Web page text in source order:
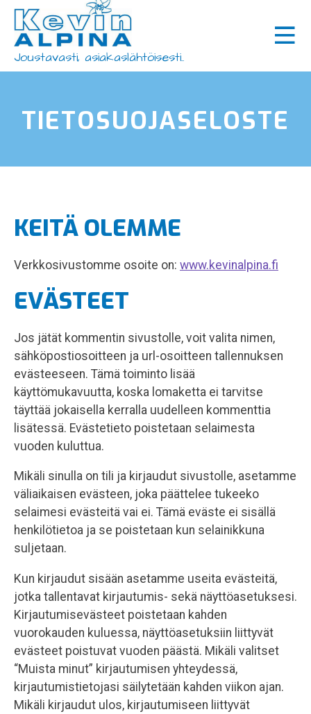
Siirry
sisältöön
Joustavasti, asiakaslähtöisesti..
×
Koneet ja laitteet
Tarvikkeet
Ajankohtaista
Yhteystiedot
03-3454 4500
kevinalpina@kevinalpina.fi
TIETOSUOJASELOSTE
KEITÄ OLEMME
Verkkosivustomme osoite on: www.kevinalpina.fi
EVÄSTEET
Jos jätät kommentin sivustolle, voit valita nimen,
sähköpostiosoitteen ja url-osoitteen tallennuksen
evästeeseen. Tämä toiminto lisää
käyttömukavuutta, koska lomaketta ei tarvitse
täyttää jokaisella kerralla uudelleen kommenttia
lisätessä. Evästetieto poistetaan selaimesta
vuoden kuluttua.
Mikäli sinulla on tili ja kirjaudut sivustolle, asetamme
väliaikaisen evästeen, joka päättelee tukeeko
selaimesi evästeitä vai ei. Tämä eväste ei sisällä
henkilötietoa ja se poistetaan kun selainikkuna
suljetaan.
Kun kirjaudut sisään asetamme useita evästeitä,
jotka tallentavat kirjautumis- sekä näyttöasetuksesi.
Kirjautumisevästeet poistetaan kahden
vuorokauden kuluessa, näyttöasetuksiin liittyvät
evästeet poistuvat vuoden päästä. Mikäli valitset
“Muista minut” kirjautumisen yhteydessä,
kirjautumistietojasi säilytetään kahden viikon ajan.
Mikäli kirjaudut ulos, kirjautumiseen liittyvät